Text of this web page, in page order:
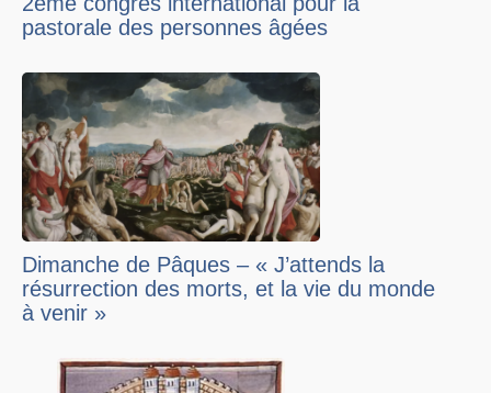
pastorale des personnes âgées
Dimanche de Pâques – « J’attends la
résurrection des morts, et la vie du monde
à venir »